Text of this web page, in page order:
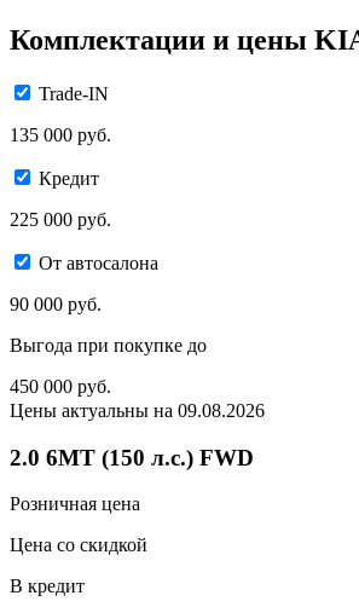
Комплектации и цены
Trade-IN
135 000 руб.
Кредит
225 000 руб.
От автосалона
90 000 руб.
Выгода при покупке до
450 000 руб.
Цены актуальны на 09.08.2026
2.0 6MT (150 л.с.) FWD
Розничная цена
Цена со скидкой
В кредит